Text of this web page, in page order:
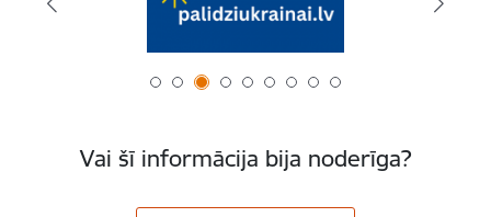
Vai šī informācija bija noderīga?